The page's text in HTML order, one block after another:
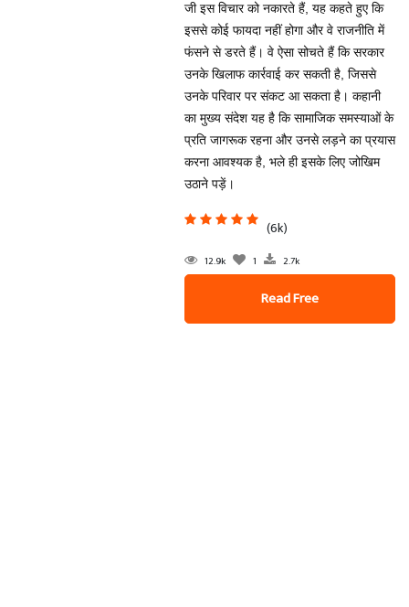
जी इस विचार को नकारते हैं, यह कहते हुए कि
इससे कोई फायदा नहीं होगा और वे राजनीति में
फंसने से डरते हैं। वे ऐसा सोचते हैं कि सरकार
उनके खिलाफ कार्रवाई कर सकती है, जिससे
उनके परिवार पर संकट आ सकता है। कहानी
का मुख्य संदेश यह है कि सामाजिक समस्याओं के
प्रति जागरूक रहना और उनसे लड़ने का प्रयास
करना आवश्यक है, भले ही इसके लिए जोखिम
उठाने पड़ें।
(6k)
12.9k 1 2.7k
Read Free